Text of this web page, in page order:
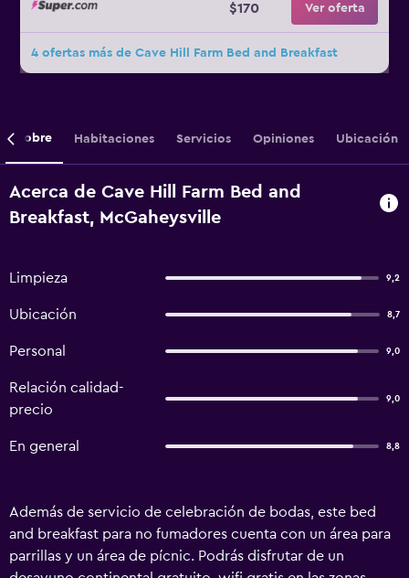
$170 Ver oferta
4 ofertas más de Cave Hill Farm Bed and Breakfast
Sobre Habitaciones Servicios Opiniones Ubicación
Acerca de Cave Hill Farm Bed and
Breakfast, McGaheysville
Limpieza 9,2
Ubicación 8,7
Personal 9,0
Relación calidad-
precio
9,0
En general 8,8
Además de servicio de celebración de bodas, este bed
and breakfast para no fumadores cuenta con un área para
parrillas y un área de pícnic. Podrás disfrutar de un